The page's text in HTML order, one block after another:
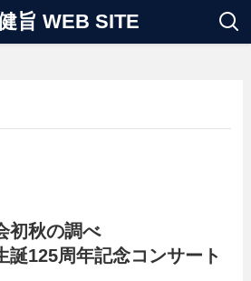
旨 WEB SITE
初秋の調べ
誕125周年記念コンサート